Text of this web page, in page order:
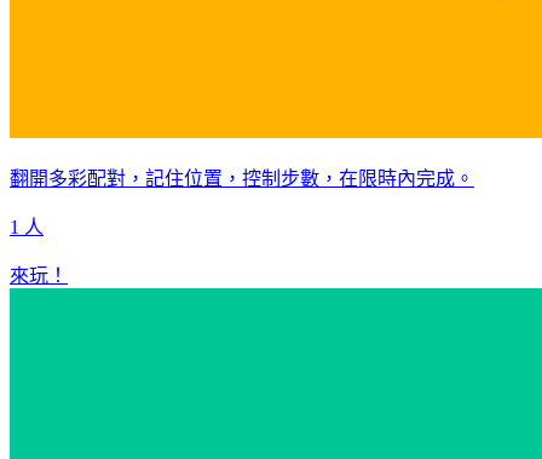
翻開多彩配對，記住位置，控制步數，在限時內完成。
1 人
來玩！